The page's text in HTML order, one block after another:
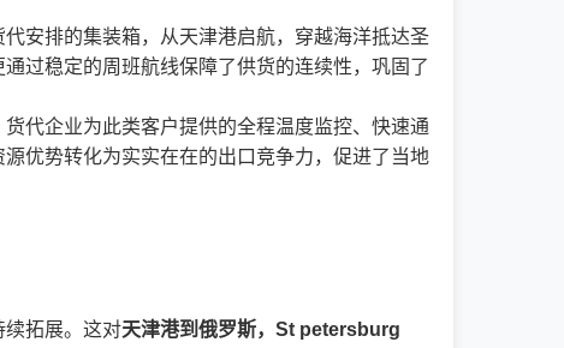
安排的集装箱，从天津港启航，穿越海洋抵达圣
过稳定的周班航线保障了供货的连续性，巩固了
代企业为此类客户提供的全程温度监控、快速通
优势转化为实实在在的出口竞争力，促进了当地
续拓展。这对天津港到俄罗斯，St petersburg